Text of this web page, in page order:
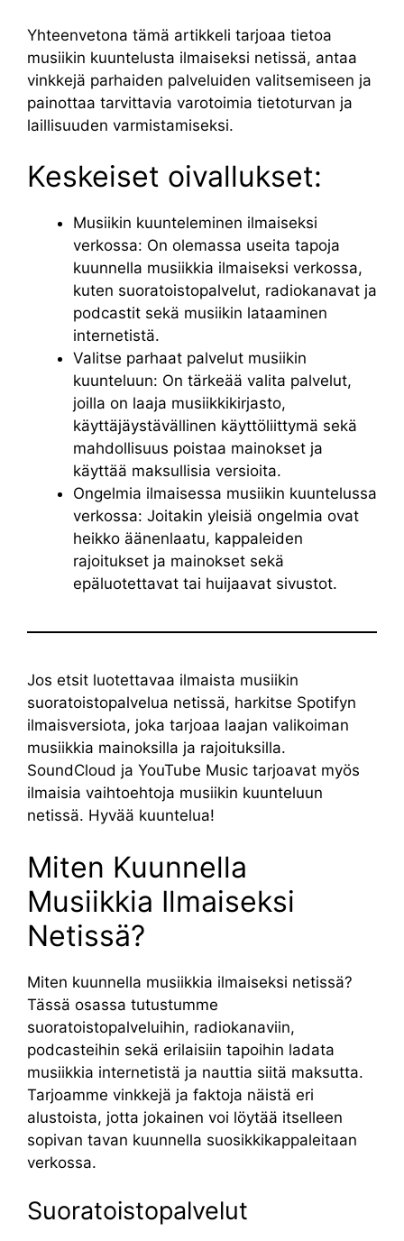
Yhteenvetona tämä artikkeli tarjoaa tietoa
musiikin kuuntelusta ilmaiseksi netissä, antaa
vinkkejä parhaiden palveluiden valitsemiseen ja
painottaa tarvittavia varotoimia tietoturvan ja
laillisuuden varmistamiseksi.
Keskeiset oivallukset:
Musiikin kuunteleminen ilmaiseksi
verkossa: On olemassa useita tapoja
kuunnella musiikkia ilmaiseksi verkossa,
kuten suoratoistopalvelut, radiokanavat ja
podcastit sekä musiikin lataaminen
internetistä.
Valitse parhaat palvelut musiikin
kuunteluun: On tärkeää valita palvelut,
joilla on laaja musiikkikirjasto,
käyttäjäystävällinen käyttöliittymä sekä
mahdollisuus poistaa mainokset ja
käyttää maksullisia versioita.
Ongelmia ilmaisessa musiikin kuuntelussa
verkossa: Joitakin yleisiä ongelmia ovat
heikko äänenlaatu, kappaleiden
rajoitukset ja mainokset sekä
epäluotettavat tai huijaavat sivustot.
Jos etsit luotettavaa ilmaista musiikin
suoratoistopalvelua netissä, harkitse Spotifyn
ilmaisversiota, joka tarjoaa laajan valikoiman
musiikkia mainoksilla ja rajoituksilla.
SoundCloud ja YouTube Music tarjoavat myös
ilmaisia vaihtoehtoja musiikin kuunteluun
netissä. Hyvää kuuntelua!
Miten Kuunnella
Musiikkia Ilmaiseksi
Netissä?
Miten kuunnella musiikkia ilmaiseksi netissä?
Tässä osassa tutustumme
suoratoistopalveluihin, radiokanaviin,
podcasteihin sekä erilaisiin tapoihin ladata
musiikkia internetistä ja nauttia siitä maksutta.
Tarjoamme vinkkejä ja faktoja näistä eri
alustoista, jotta jokainen voi löytää itselleen
sopivan tavan kuunnella suosikkikappaleitaan
verkossa.
Suoratoistopalvelut